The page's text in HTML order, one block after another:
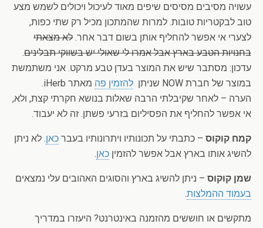
עשויה מסיבים מסיסים שיפים מאוד לעיכול ויכולים לשמש מצע
טוב לבקטריות טובות. למרות שהמתכון מכיל רק שתי כפות,
לצערי אי אפשר להחליף אותן בשום דבר אחר. לא מצאתי
בחנויות הטבע בארץ אבל אמרו לי שאולי יש בשווקי תבלינים.
עדכון: מסתבר שיש את המוצר בעדן טבע מרקט. אני משתמשת
במוצר של חברת NOW שניתן
להזמין פה מאתר iHerb.
הערה – לאחר שקיבלתי הרבה שאלות בנושא חקרתי קצת, ולא,
אי אפשר להחליף את הפסיליום בזרעי פשתן. זה לא יעבוד.
קמח קוקוס – כתבתי על תכונותיו ויתרונותיו בעבר כאן. לא ניתן
להשיג אותו בארץ אבל אפשר להזמין כאן.
שמן קוקוס – ניתן להשיג בארץ והסוגים האהובים עלי נמצאים
בעמוד ההמלצות.
מתקשים או חוששים מהזמנה באינטרנט? היעזרו במדריך